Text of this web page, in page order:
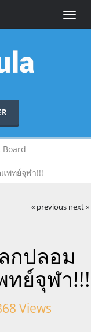
Toggle
Board
พทย์จุฬา!!!
« previous next »
กปลอม
ทย์จุฬา!!!
Views